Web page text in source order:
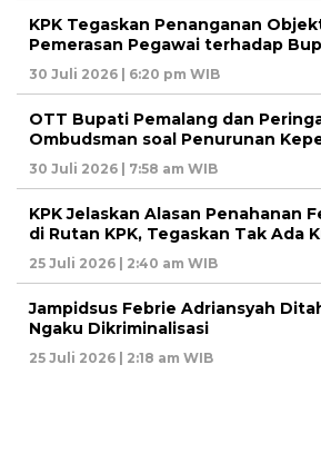
KPK Tegaskan Penanganan
Pemerasan Pegawai terhadap
30 Juli 2026 | 6:20 pm WIB
OTT Bupati Pemalang dan
Ombudsman soal Penurunan
30 Juli 2026 | 7:58 am WIB
KPK Jelaskan Alasan Penahanan
di Rutan KPK, Tegaskan Tak Ada
25 Juli 2026 | 2:40 am WIB
Jampidsus Febrie Adriansyah
Ngaku Dikriminalisasi
25 Juli 2026 | 2:18 am WIB